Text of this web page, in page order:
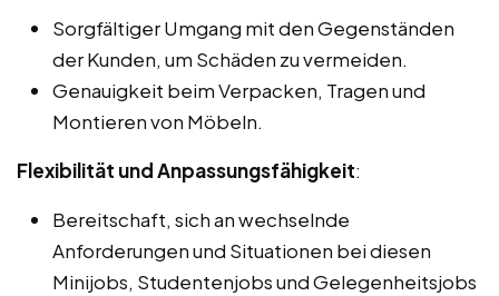
Sorgfältiger Umgang mit den Gegenständen
der Kunden, um Schäden zu vermeiden.
Genauigkeit beim Verpacken, Tragen und
Montieren von Möbeln.
Flexibilität und Anpassungsfähigkeit:
Bereitschaft, sich an wechselnde
Anforderungen und Situationen bei diesen
Minijobs, Studentenjobs und Gelegenheitsjobs